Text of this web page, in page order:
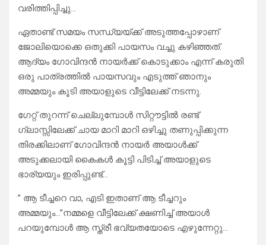
വരിത്തിപ്പിച്ചു…
ഏതാണ്ട് സമയം സന്ധ്യയ്ക്ക് അടുത്തപ്പോഴാണ്
ജോലിയൊക്കെ ഒതുക്കി പായസം വച്ചു കഴിഞ്ഞത്.
ആദ്യം ഗോവിന്ദൻ നായർക്ക് കൊടുക്കാം എന്ന് കരുതി
ഒരു പാത്രത്തിൽ പായസവും എടുത്ത് ഞാനും
അമ്മയും കൂടി അയാളുടെ വീട്ടിലേക്ക് നടന്നു.
ഗേറ്റ് തുറന്ന് ചെല്ലുമ്പോൾ സിറ്റൗട്ടിൽ രണ്ട്
ഗ്ലാസ്സിലേക്ക് ചായ മാറി മാറി ഒഴിച്ചു തണുപ്പിക്കുന്ന
തിരക്കിലാണ് ഗോവിന്ദൻ നായർ അയാൾക്ക്
അടുക്കലായി കൈകൾ കൂട്ടി പിടിച്ച് അയാളുടെ
ഭാര്യയും ഇരിപ്പുണ്ട്…
” ആ ടീച്ചറെ വാ, എടി ഇതാണ് ആ ടീച്ചറും
അമ്മയും…”നമ്മളെ വീട്ടിലേക്ക് ക്ഷണിച്ച് അയാൾ
പറയുമ്പോൾ ആ സ്ത്രീ ഭവ്യതയോടെ എഴുന്നേറ്റു…